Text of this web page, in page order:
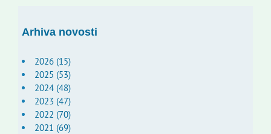
Arhiva novosti
2026 (15)
2025 (53)
2024 (48)
2023 (47)
2022 (70)
2021 (69)